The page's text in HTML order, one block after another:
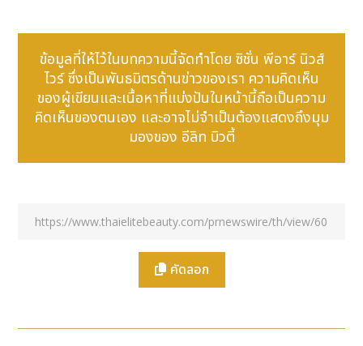
Unilumin at WOO 2026 London
และความยั่งยืน และการเปลี่ยนแปลงที่เรียกร้องให้เกิด
โซลูชันที่ชาญฉลาดขึ้น สมจริงกว่า และปล่อยคาร์บอนต่ำ
กว่า ซึ่งเห็นได้จากการเปิดตัวเครื่องคำนวณคาร์บอน Ad
Net Zero DOOH โดยทิศทางนี้เป็นพื้นฐานสำคัญของ
กลยุทธ์ของ Unilumin ซึ่งผสมผสานความลึกทาง
ผลิตภัณฑ์
ข้อมูลที่ให้ไว้ในบทความนี้จัดทำโดย ซิชั่น พีอาร์ นิวส์
ไวร์ ซึ่งเป็นพันธมิตรด้านข่าวของเรา ความคิดเห็น
ของผู้เขียนและเนื้อหาที่แบ่งปันในหน้านี้ถือเป็นความ
คิดเห็นของตนเอง และอาจไม่จำเป็นต้องแสดงถึงมุม
มองของ อีลิท บิวตี้
คัดลอก